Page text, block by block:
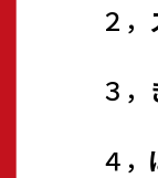
２，
３，
４，